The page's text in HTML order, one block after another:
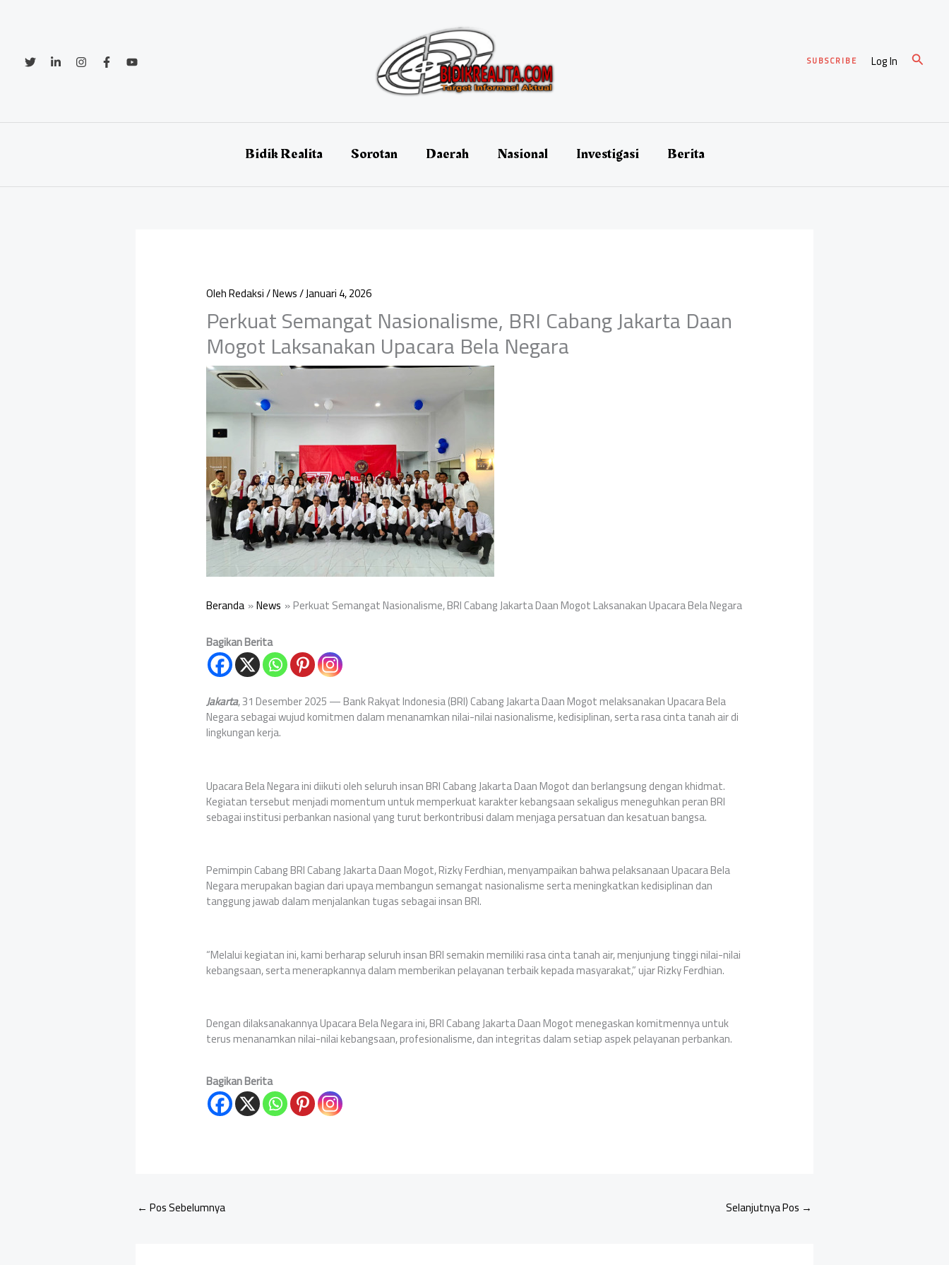
SUBSCRIBE Log In Cari
Bidik Realita Sorotan Daerah Nasional Investigasi Berita
OlehRedaksi/News/Januari 4, 2026
Perkuat Semangat Nasionalisme, BRI Cabang Jakarta Daan
Mogot Laksanakan Upacara Bela Negara
Beranda News
Perkuat Semangat Nasionalisme, BRI Cabang Jakarta Daan Mogot Laksanakan Upacara Bela Negara
Bagikan Berita
Jakarta, 31 Desember 2025 — Bank Rakyat Indonesia (BRI) Cabang Jakarta Daan Mogot melaksanakan Upacara Bela
Negara sebagai wujud komitmen dalam menanamkan nilai-nilai nasionalisme, kedisiplinan, serta rasa cinta tanah air di
lingkungan kerja.
Upacara Bela Negara ini diikuti oleh seluruh insan BRI Cabang Jakarta Daan Mogot dan berlangsung dengan khidmat.
Kegiatan tersebut menjadi momentum untuk memperkuat karakter kebangsaan sekaligus meneguhkan peran BRI
sebagai institusi perbankan nasional yang turut berkontribusi dalam menjaga persatuan dan kesatuan bangsa.
Pemimpin Cabang BRI Cabang Jakarta Daan Mogot, Rizky Ferdhian, menyampaikan bahwa pelaksanaan Upacara Bela
Negara merupakan bagian dari upaya membangun semangat nasionalisme serta meningkatkan kedisiplinan dan
tanggung jawab dalam menjalankan tugas sebagai insan BRI.
“Melalui kegiatan ini, kami berharap seluruh insan BRI semakin memiliki rasa cinta tanah air, menjunjung tinggi nilai-nilai
kebangsaan, serta menerapkannya dalam memberikan pelayanan terbaik kepada masyarakat,” ujar Rizky Ferdhian.
Dengan dilaksanakannya Upacara Bela Negara ini, BRI Cabang Jakarta Daan Mogot menegaskan komitmennya untuk
terus menanamkan nilai-nilai kebangsaan, profesionalisme, dan integritas dalam setiap aspek pelayanan perbankan.
Bagikan Berita
← Pos Sebelumnya Selanjutnya Pos →